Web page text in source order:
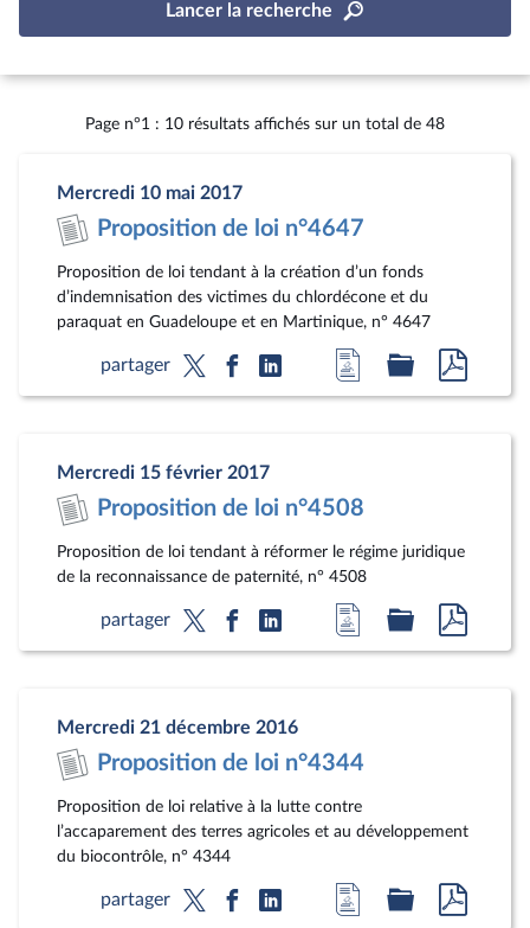
Lancer la recherche
Page n°1 : 10 résultats affichés sur un total de 48
Mercredi 10 mai 2017
Proposition de loi n°4647
Proposition de loi tendant à la création d’un fonds
d’indemnisation des victimes du chlordécone et du
paraquat en Guadeloupe et en Martinique, n° 4647
partager
Accéder
à
document
Accéder
au au
Mercredi 15 février 2017
Proposition de loi n°4508
Proposition de loi tendant à réformer le régime juridique
de la reconnaissance de paternité, n° 4508
partager
Accéder
à
document
Accéder
au au
Mercredi 21 décembre 2016
Proposition de loi n°4344
Proposition de loi relative à la lutte contre
l’accaparement des terres agricoles et au développement
du biocontrôle, n° 4344
partager
Accéder
Accéder